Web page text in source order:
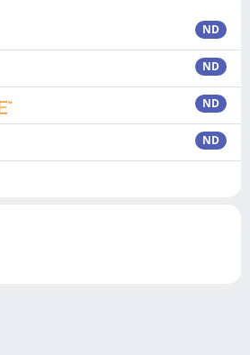
ND
ND
ND
ND